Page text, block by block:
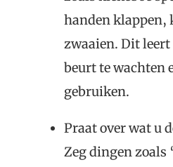
handen klappen,
zwaaien. Dit
beurt te wachten
gebruiken.
Praat over wat u
Zeg dingen zoals